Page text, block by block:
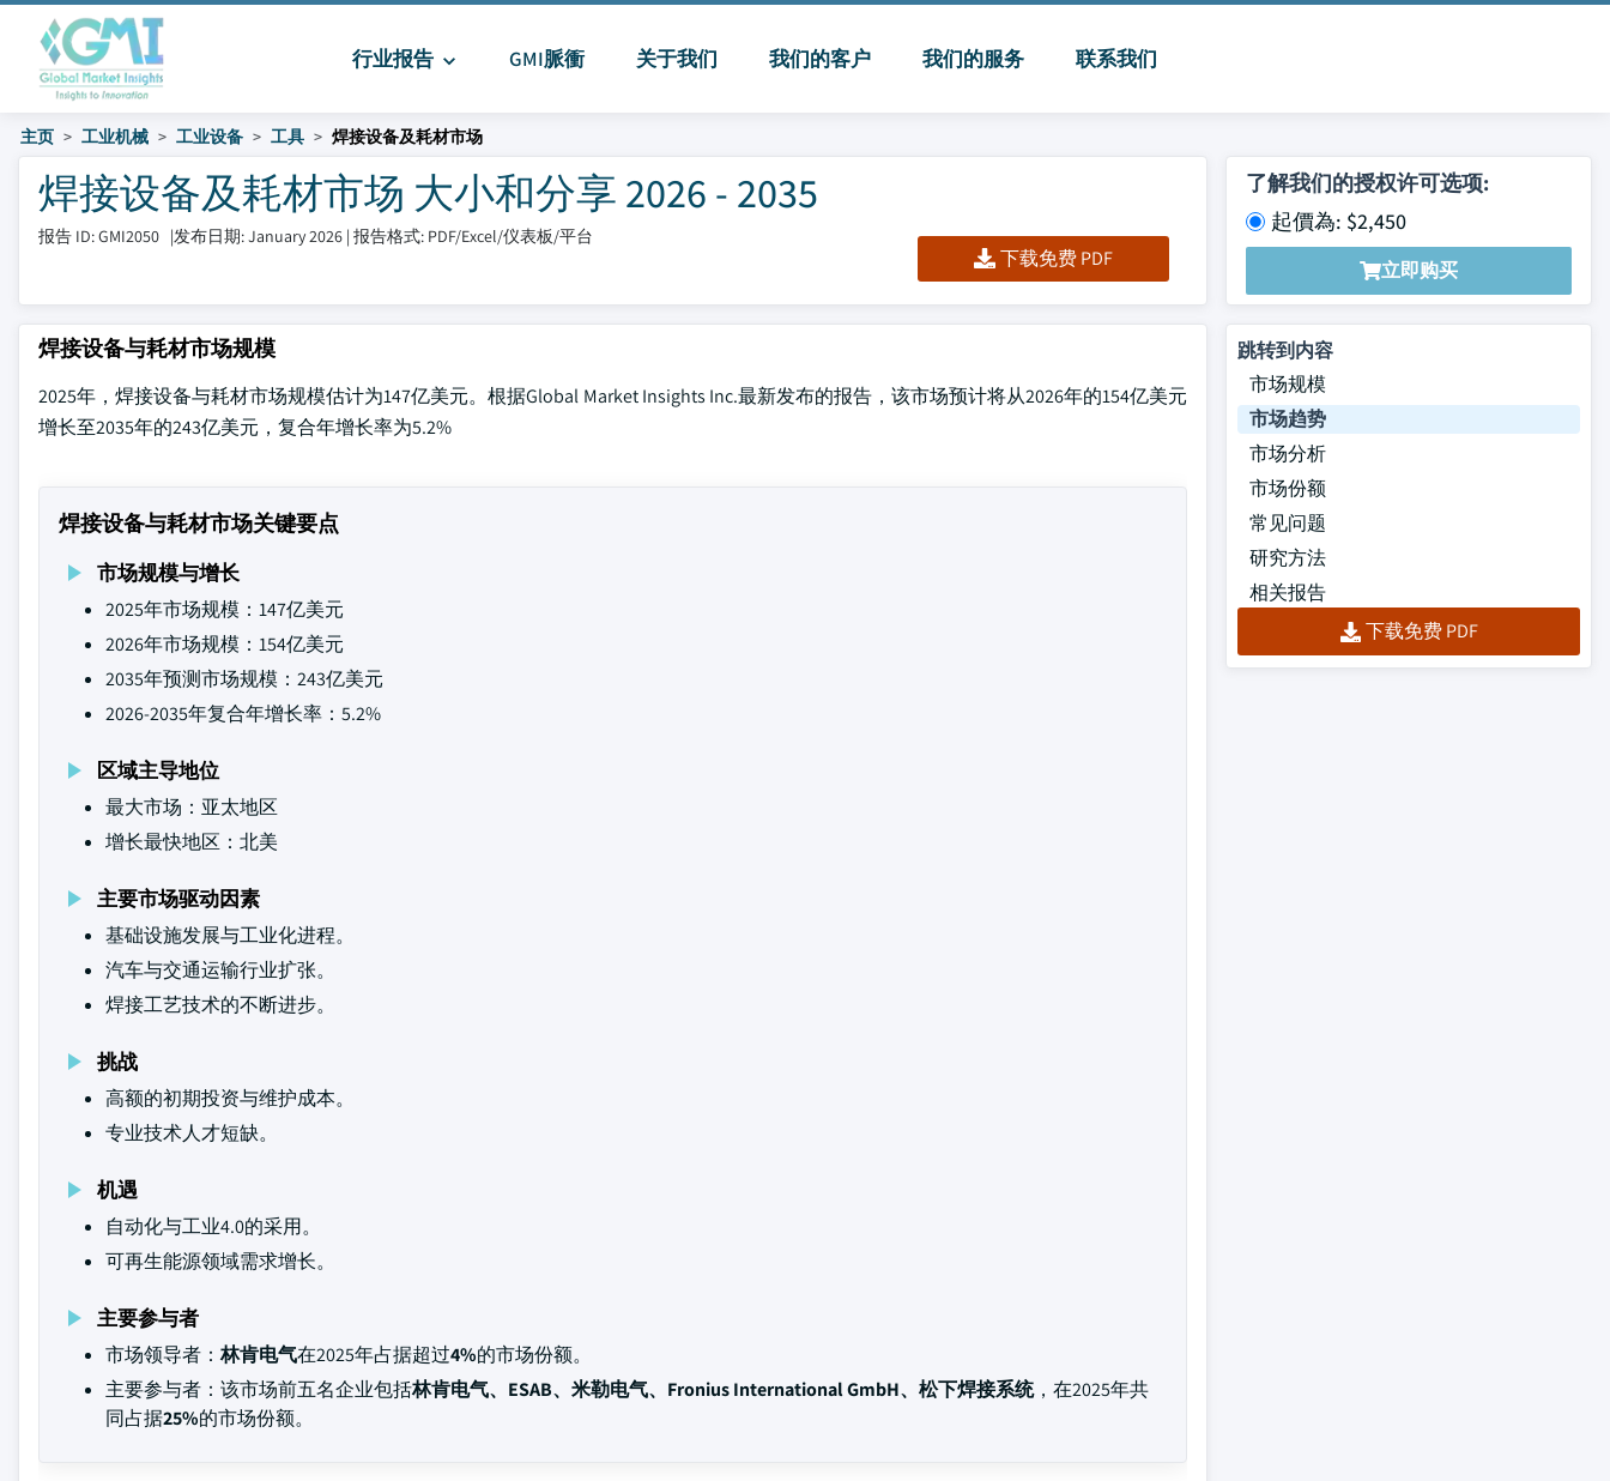
行业报告 GMI脈衝 关于我们 我们的客户 我们的服务 联系我们
主页 工业机械 工业设备 工具 焊接设备及耗材市场
焊接设备及耗材市场 大小和分享 2026 - 2035
报告 ID: GMI2050 |发布日期: January 2026 | 报告格式: PDF/Excel/仪表板/平台
下载免费 PDF
了解我们的授权许可选项:
起價為: $2,450
立即购买
焊接设备与耗材市场规模
2025年，焊接设备与耗材市场规模估计为147亿美元。根据Global Market Insights Inc.最新发布的报告，该市场预计将从2026年的154亿美元
增长至2035年的243亿美元，复合年增长率为5.2%
焊接设备与耗材市场关键要点
市场规模与增长
2025年市场规模：147亿美元
2026年市场规模：154亿美元
2035年预测市场规模：243亿美元
2026-2035年复合年增长率：5.2%
区域主导地位
最大市场：亚太地区
增长最快地区：北美
主要市场驱动因素
基础设施发展与工业化进程。
汽车与交通运输行业扩张。
焊接工艺技术的不断进步。
挑战
高额的初期投资与维护成本。
专业技术人才短缺。
机遇
自动化与工业4.0的采用。
可再生能源领域需求增长。
主要参与者
市场领导者：林肯电气在2025年占据超过4%的市场份额。
主要参与者：该市场前五名企业包括林肯电气、ESAB、米勒电气、Fronius International GmbH、松下焊接系统，在2025年共
同占据25%的市场份额。
跳转到内容
市场规模
市场趋势
市场分析
市场份额
常见问题
研究方法
相关报告
下载免费 PDF